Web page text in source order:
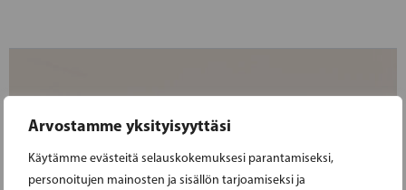
Arvostamme yksityisyyttäsi
Käytämme evästeitä selauskokemuksesi parantamiseksi,
personoitujen mainosten ja sisällön tarjoamiseksi ja